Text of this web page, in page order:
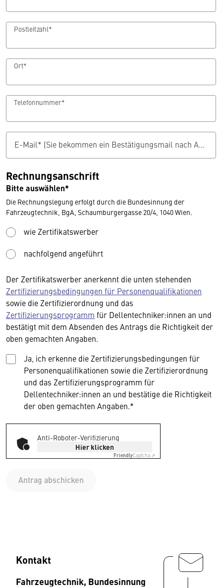
Postleitzahl*
Ort*
Telefonnummer*
E-Mail* (Sie bekommen ein Bestätigungsmail nach Abschluss der Antragsstellung)
Rechnungsanschrift
Bitte auswählen*
Die Rechnungslegung erfolgt durch die Bundesinnung der
Fahrzeugtechnik, BgA, Schaumburgergasse 20/4, 1040 Wien.
wie Zertifikatswerber
nachfolgend angeführt
Der Zertifikatswerber anerkennt die unten stehenden
Zertifizierungsbedingungen für Personenqualifikationen
sowie die Zertifizierordnung und das
Zertifizierungsprogramm für Dellentechniker:innen an und
bestätigt mit dem Absenden des Antrags die Richtigkeit der
oben gemachten Angaben.
Ja, ich erkenne die Zertifizierungsbedingungen für
Personenqualifikationen sowie die Zertifizierordnung
und das Zertifizierungsprogramm für
Dellentechniker:innen an und bestätige die Richtigkeit
der oben gemachten Angaben.*
Anti-Roboter-Verifizierung
Hier klicken
FriendlyCaptcha ⇗
Antrag abschicken
Kontakt
Fahrzeugtechnik, Bundesinnung